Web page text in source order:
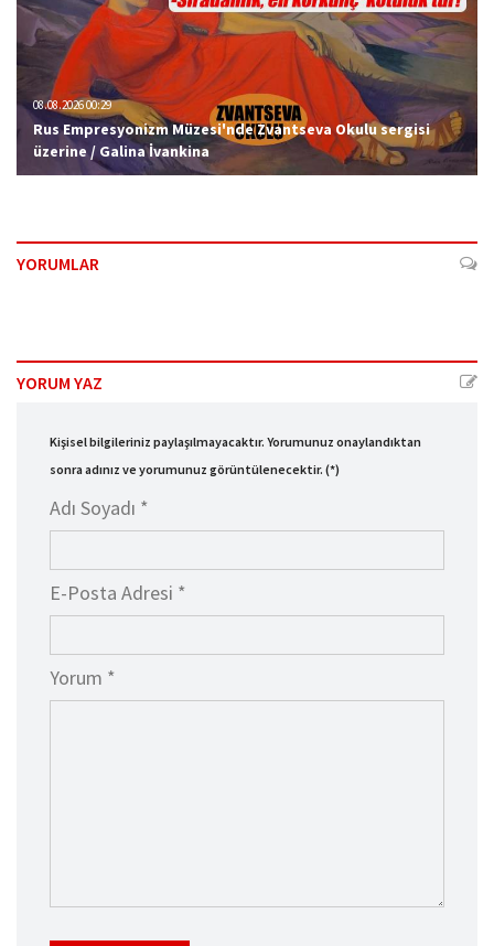
08.08.2026 00:29
Rus Empresyonizm Müzesi'nde Zvantseva Okulu sergisi
üzerine / Galina İvankina
YORUMLAR
YORUM YAZ
Kişisel bilgileriniz paylaşılmayacaktır. Yorumunuz onaylandıktan
sonra adınız ve yorumunuz görüntülenecektir. (*)
Adı Soyadı *
E-Posta Adresi *
Yorum *